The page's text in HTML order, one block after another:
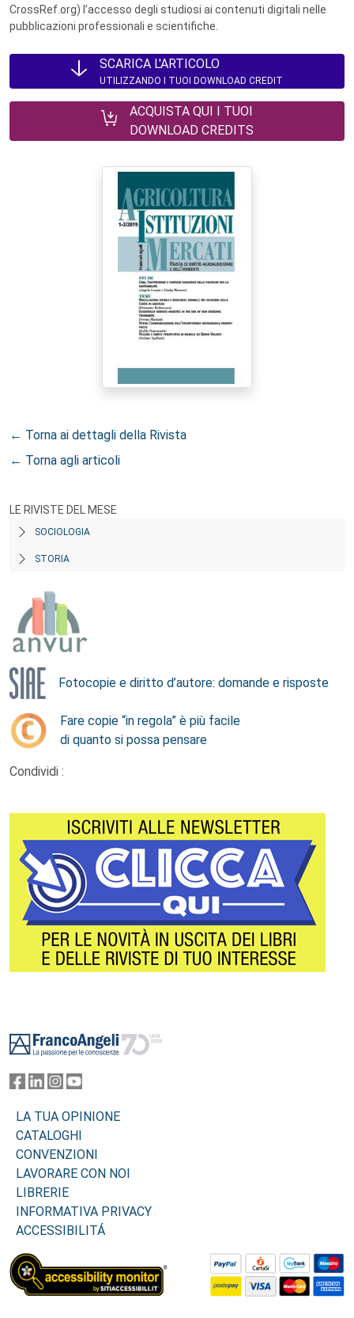
CrossRef.org) l’accesso degli studiosi ai contenuti digitali nelle
pubblicazioni professionali e scientifiche.
SCARICA L'ARTICOLO
UTILIZZANDO I TUOI DOWNLOAD CREDIT
ACQUISTA QUI I TUOI
DOWNLOAD CREDITS
← Torna ai dettagli della Rivista
← Torna agli articoli
LE RIVISTE DEL MESE
SOCIOLOGIA
STORIA
Fotocopie e diritto d’autore: domande e risposte
Fare copie “in regola” è più facile
di quanto si possa pensare
Condividi :
LA TUA OPINIONE
CATALOGHI
CONVENZIONI
LAVORARE CON NOI
LIBRERIE
INFORMATIVA PRIVACY
ACCESSIBILITÁ